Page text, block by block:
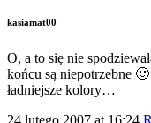
kasiamat00
O, a to się nie
końcu są niepotrzebne
ładniejsze kolory…